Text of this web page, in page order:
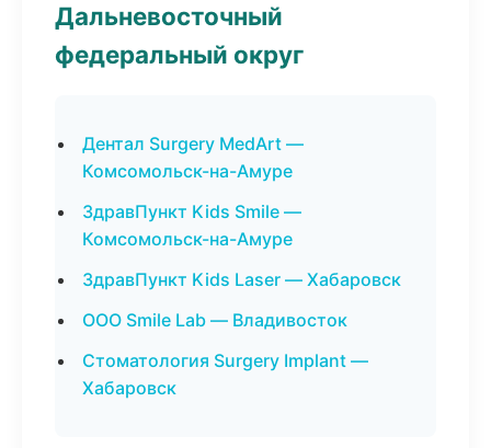
Дальневосточный
федеральный округ
Дентал Surgery MedArt —
Комсомольск-на-Амуре
ЗдравПункт Kids Smile —
Комсомольск-на-Амуре
ЗдравПункт Kids Laser — Хабаровск
ООО Smile Lab — Владивосток
Стоматология Surgery Implant —
Хабаровск